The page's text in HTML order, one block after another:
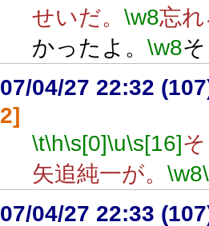
せいだ。 \w8忘
かったよ。 \w8
07/04/27 22:32
2]
\t\h\s[0]\u\s[16]
矢追純一が。 \w8
07/04/27 22:33